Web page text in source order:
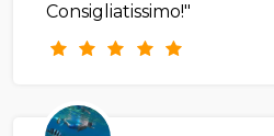
Consigliatissimo!"